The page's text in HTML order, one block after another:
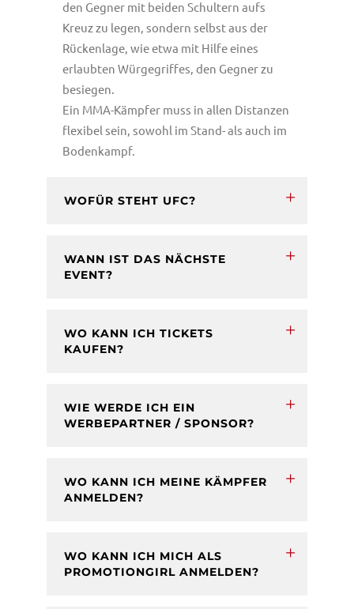
den Gegner mit beiden Schultern aufs
Kreuz zu legen, sondern selbst aus der
Rückenlage, wie etwa mit Hilfe eines
erlaubten Würgegriffes, den Gegner zu
besiegen.
Ein MMA-Kämpfer muss in allen Distanzen
flexibel sein, sowohl im Stand- als auch im
Bodenkampf.
WOFÜR STEHT UFC?
WANN IST DAS NÄCHSTE
EVENT?
WO KANN ICH TICKETS
KAUFEN?
WIE WERDE ICH EIN
WERBEPARTNER / SPONSOR?
WO KANN ICH MEINE KÄMPFER
ANMELDEN?
WO KANN ICH MICH ALS
PROMOTIONGIRL ANMELDEN?